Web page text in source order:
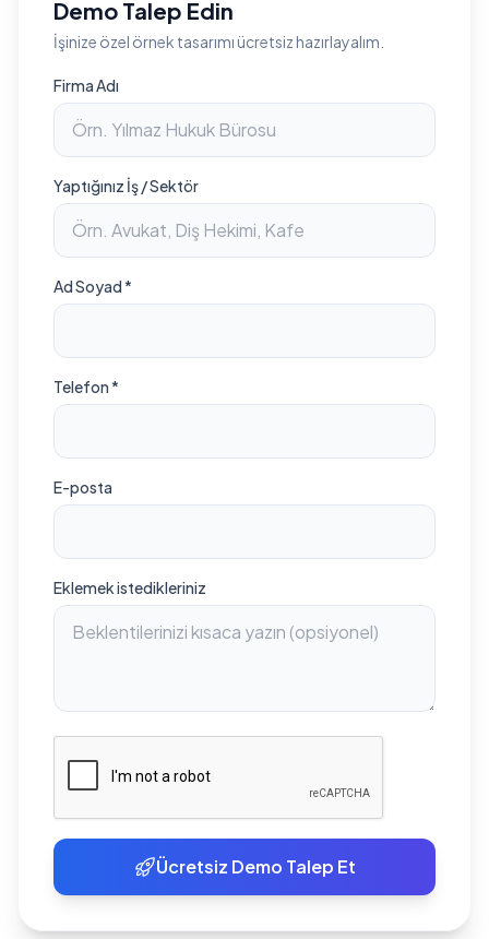
Demo Talep Edin
İşinize özel örnek tasarımı ücretsiz hazırlayalım.
Firma Adı
Yaptığınız İş / Sektör
Ad Soyad *
Telefon *
E-posta
Eklemek istedikleriniz
Ücretsiz Demo Talep Et